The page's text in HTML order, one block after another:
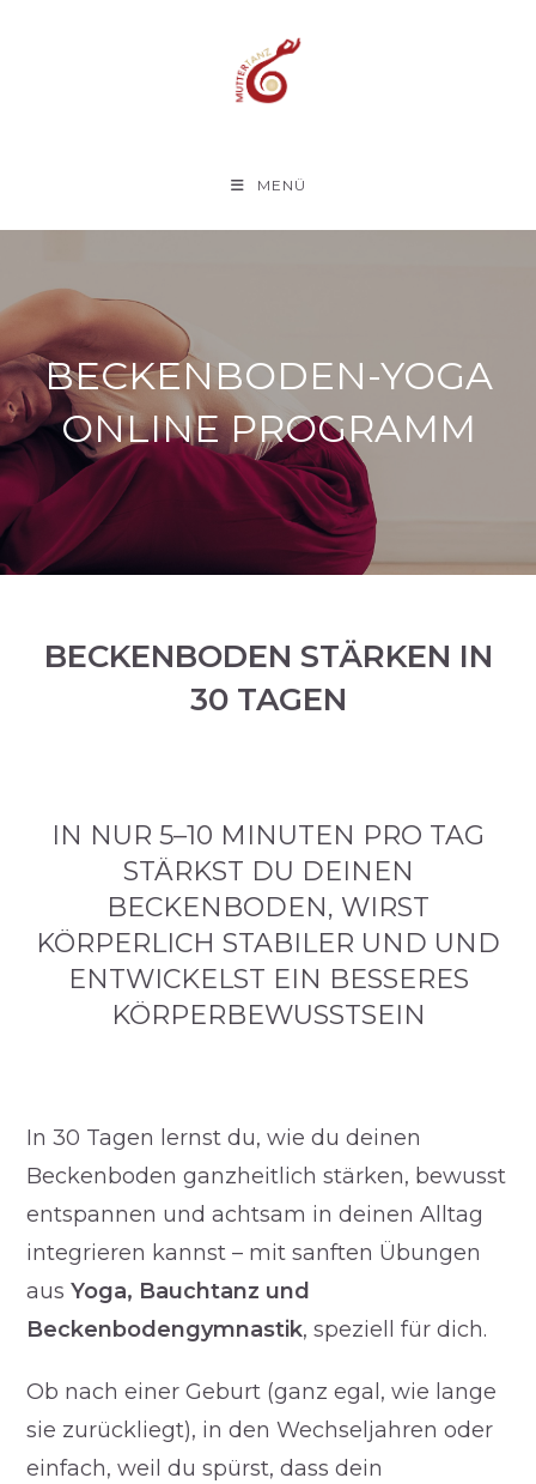
MENÜ
BECKENBODEN-YOGA
ONLINE PROGRAMM
BECKENBODEN STÄRKEN IN
30 TAGEN
IN NUR 5–10 MINUTEN PRO TAG
STÄRKST DU DEINEN
BECKENBODEN, WIRST
KÖRPERLICH STABILER UND UND
ENTWICKELST EIN BESSERES
KÖRPERBEWUSSTSEIN
In 30 Tagen lernst du, wie du deinen
Beckenboden ganzheitlich stärken, bewusst
entspannen und achtsam in deinen Alltag
integrieren kannst – mit sanften Übungen
ausYoga, Bauchtanz und
Beckenbodengymnastik, speziell für dich.
Ob nach einer Geburt (ganz egal, wie lange
sie zurückliegt), in den Wechseljahren oder
einfach, weil du spürst, dass dein